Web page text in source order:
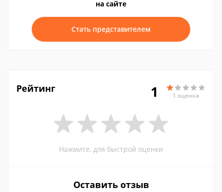
на сайте
Стать представителем
Рейтинг 1 1 оценка
Нажмите, для быстрой оценки
Оставить отзыв